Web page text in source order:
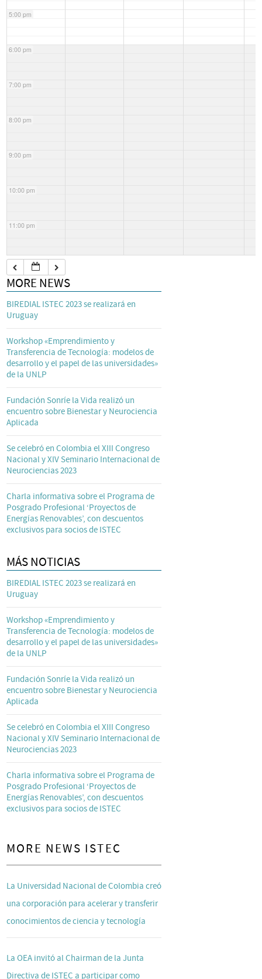
5:00 pm
6:00 pm
7:00 pm
8:00 pm
9:00 pm
10:00 pm
11:00 pm
MORE NEWS
BIREDIAL ISTEC 2023 se realizará en
Uruguay
Workshop «Emprendimiento y
Transferencia de Tecnología: modelos de
desarrollo y el papel de las universidades»
de la UNLP
Fundación Sonríe la Vida realizó un
encuentro sobre Bienestar y Neurociencia
Aplicada
Se celebró en Colombia el XIII Congreso
Nacional y XIV Seminario Internacional de
Neurociencias 2023
Charla informativa sobre el Programa de
Posgrado Profesional ‘Proyectos de
Energías Renovables’, con descuentos
exclusivos para socios de ISTEC
MÁS NOTICIAS
BIREDIAL ISTEC 2023 se realizará en
Uruguay
Workshop «Emprendimiento y
Transferencia de Tecnología: modelos de
desarrollo y el papel de las universidades»
de la UNLP
Fundación Sonríe la Vida realizó un
encuentro sobre Bienestar y Neurociencia
Aplicada
Se celebró en Colombia el XIII Congreso
Nacional y XIV Seminario Internacional de
Neurociencias 2023
Charla informativa sobre el Programa de
Posgrado Profesional ‘Proyectos de
Energías Renovables’, con descuentos
exclusivos para socios de ISTEC
MORE NEWS ISTEC
La Universidad Nacional de Colombia creó
una corporación para acelerar y transferir
conocimientos de ciencia y tecnología
La OEA invitó al Chairman de la Junta
Directiva de ISTEC a participar como